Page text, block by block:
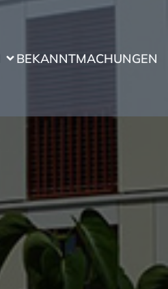
BEKANNTMACHUNGEN